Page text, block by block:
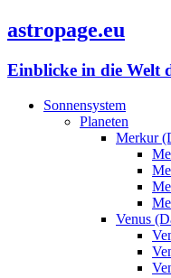
astropage.eu
Einblicke in die Welt
Sonnensystem
Planeten
Merkur
Venus